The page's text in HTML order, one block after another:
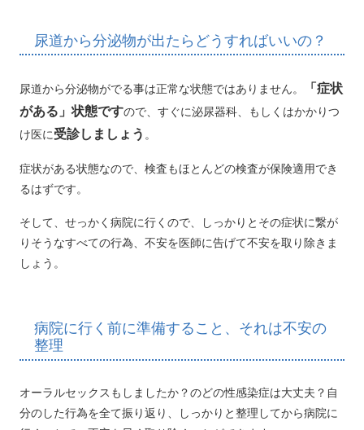
尿道から分泌物が出たらどうすればいいの？
尿道から分泌物がでる事は正常な状態ではありません。
「症状
がある」状態ですので、すぐに泌尿器科、もしくはかかりつ
け医に受診しましょう 。
症状がある状態なので、検査もほとんどの検査が保険適用でき
るはずです。
そして、せっかく病院に行くので、しっかりとその症状に繋が
りそうなすべての行為、不安を医師に告げて不安を取り除きま
しょう。
病院に行く前に準備すること、それは不安の
整理
オーラルセックスもしましたか？のどの性感染症は大丈夫？自
分のした行為を全て振り返り、しっかりと整理してから病院に